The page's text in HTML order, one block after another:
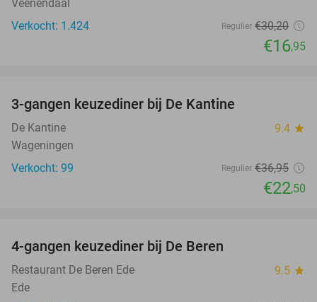
Veenendaal
Verkocht: 1.424
Regulier €30,20
€16,95
3-gangen keuzediner bij De Kantine
De Kantine 9.4 star
Wageningen
Verkocht: 99
Regulier €36,95
€22,50
4-gangen keuzediner bij De Beren
Restaurant De Beren Ede 9.5 star
Ede